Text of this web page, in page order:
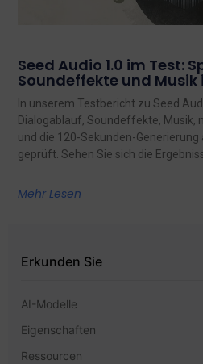
Seed Audio 1.0 im Test:
Soundeffekte und Musik
In unserem Testbericht zu Seed
Dialogablauf, Soundeffekte, Musik,
und die 120-Sekunden-Generierung
geprüft. Sehen Sie sich die
Mehr Lesen
Erkunden Sie
AI-Modelle
Eigenschaften
Ressourcen